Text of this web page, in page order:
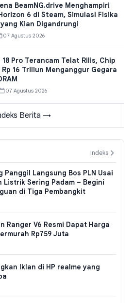
BeamNG.drive Menghampiri
6 di Steam, Simulasi Fisika
Kian Digandrungi
07 Agustus 2026
18 Pro Terancam Telat Rilis, Chip
16 Triliun Menganggur Gegara
07 Agustus 2026
Berita →
Indeks
Panggil Langsung Bos PLN Usai
Listrik Sering Padam – Begini
di Tiga Pembangkit
Ranger V6 Resmi Dapat Harga
Rp759 Juta
Iklan di HP realme yang